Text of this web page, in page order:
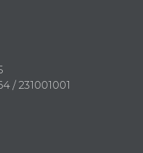
/ 231001001